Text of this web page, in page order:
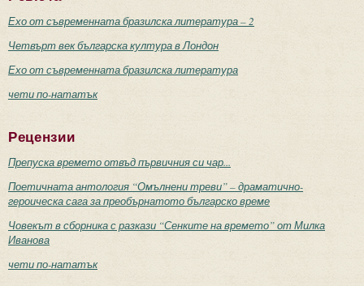
Ехо от съвременната бразилска литература – 2
Четвърт век българска култура в Лондон
Ехо от съвременната бразилска литература
чети по-нататък
Рецензии
Препуска времето отвъд първичния си чар...
Поетичната антология “Омълнени треви” – драматично-
героическа сага за преобърнатото българско време
Човекът в сборника с разкази “Сенките на времето” от Милка
Иванова
чети по-нататък